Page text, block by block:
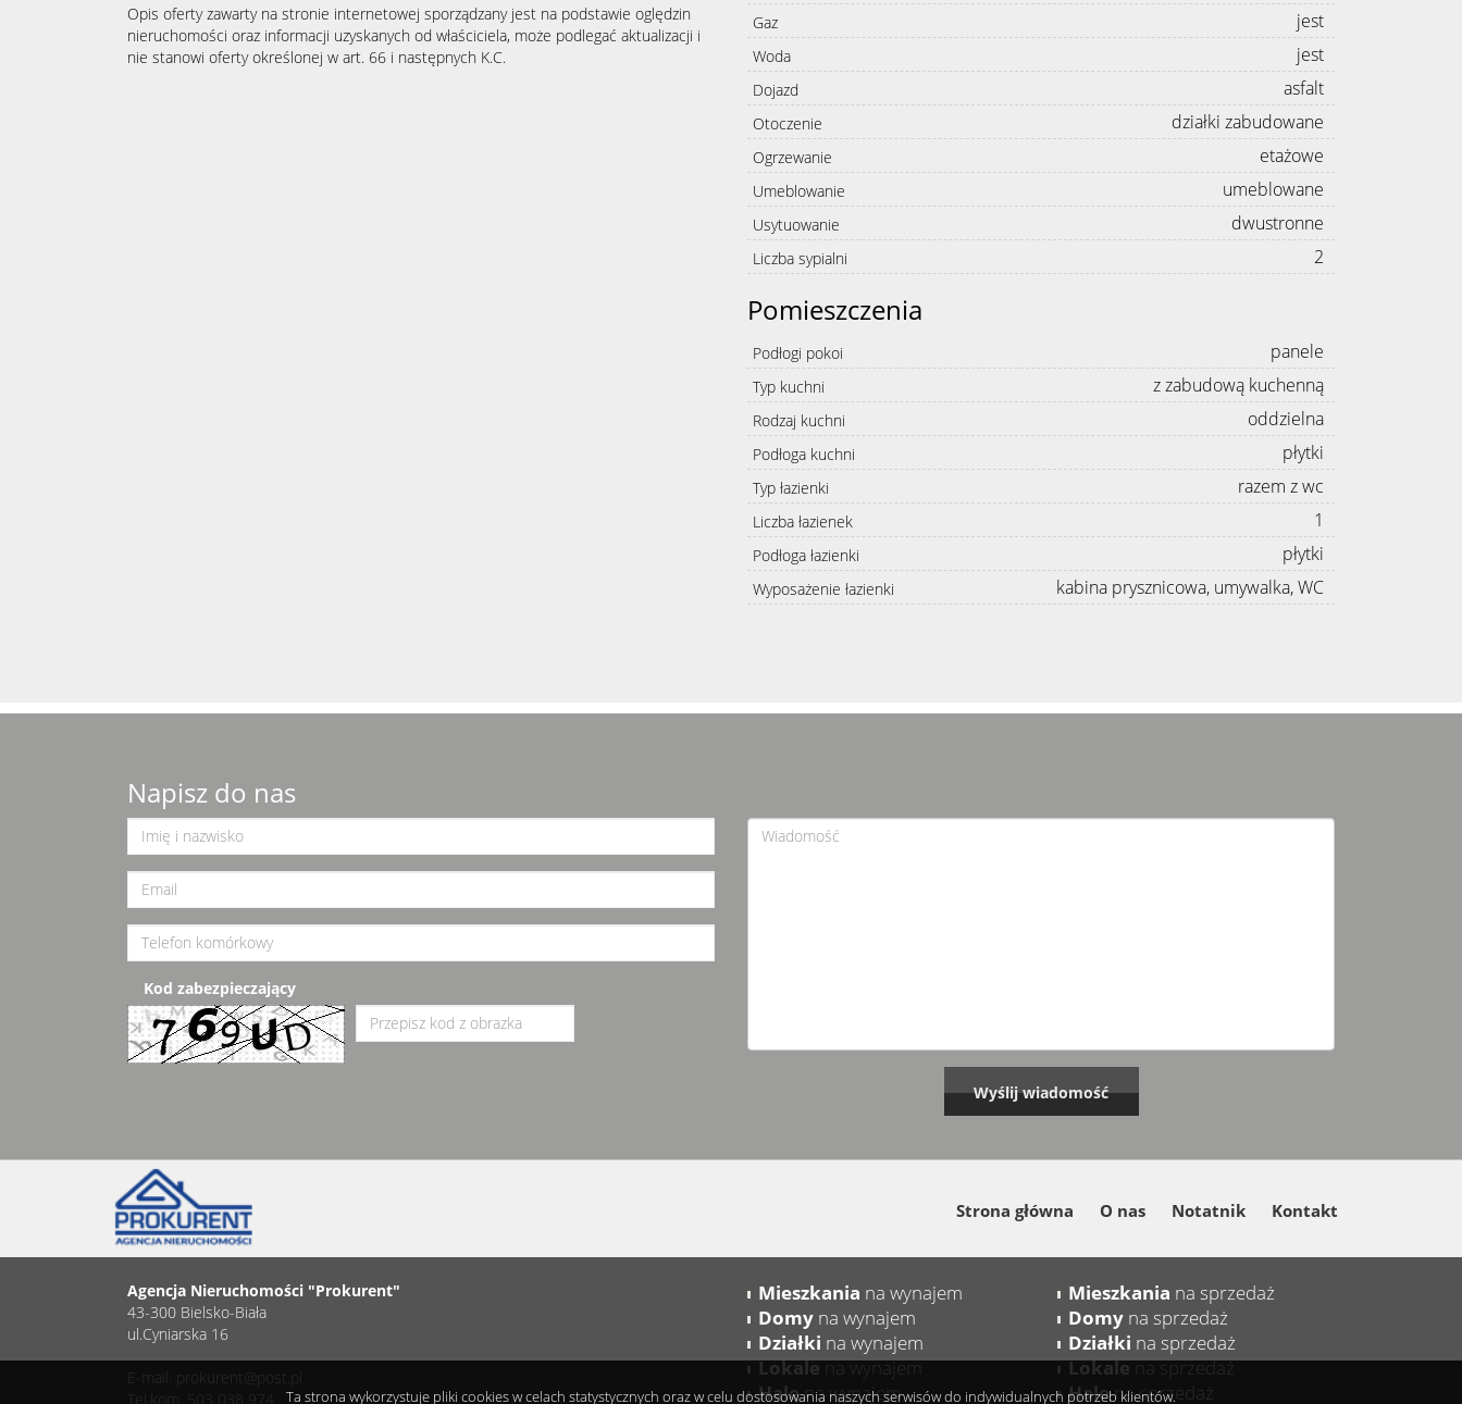
Opis oferty zawarty na stronie internetowej sporządzany jest na podstawie oględzin
nieruchomości oraz informacji uzyskanych od właściciela, może podlegać aktualizacji i
nie stanowi oferty określonej w art. 66 i następnych K.C.
Gaz jest
Woda jest
Dojazd asfalt
Otoczenie działki zabudowane
Ogrzewanie etażowe
Umeblowanie umeblowane
Usytuowanie dwustronne
Liczba sypialni 2
Pomieszczenia
Podłogi pokoi panele
Typ kuchni z zabudową kuchenną
Rodzaj kuchni oddzielna
Podłoga kuchni płytki
Typ łazienki razem z wc
Liczba łazienek 1
Podłoga łazienki płytki
Wyposażenie łazienki kabina prysznicowa, umywalka, WC
Napisz do nas
Kod zabezpieczający
Strona główna O nas Notatnik Kontakt
Agencja Nieruchomości "Prokurent"
43-300 Bielsko-Biała
ul.Cyniarska 16
E-mail: prokurent@post.pl
Tel.kom. 503 038 974
Mieszkania na wynajem
Domy na wynajem
Działki na wynajem
Lokalena wynajem
Halena wynajem
Mieszkania na sprzedaż
Domy na sprzedaż
Działki na sprzedaż
Lokalena sprzedaż
Halena sprzedaż
Ta strona wykorzystuje pliki cookies w celach statystycznych oraz w celu dostosowania naszych serwisów do indywidualnych potrzeb klientów.